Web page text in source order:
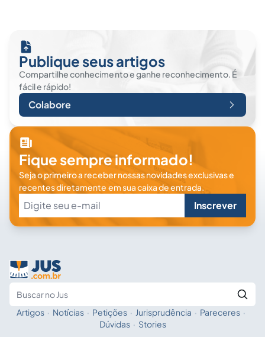
Publique seus artigos
Compartilhe conhecimento e ganhe reconhecimento. É
fácil e rápido!
Colabore
Fique sempre informado!
Seja o primeiro a receber nossas novidades exclusivas e
recentes diretamente em sua caixa de entrada.
Inscrever
Fale com a IA
Artigos · Notícias · Petições · Jurisprudência · Pareceres ·
Dúvidas · Stories